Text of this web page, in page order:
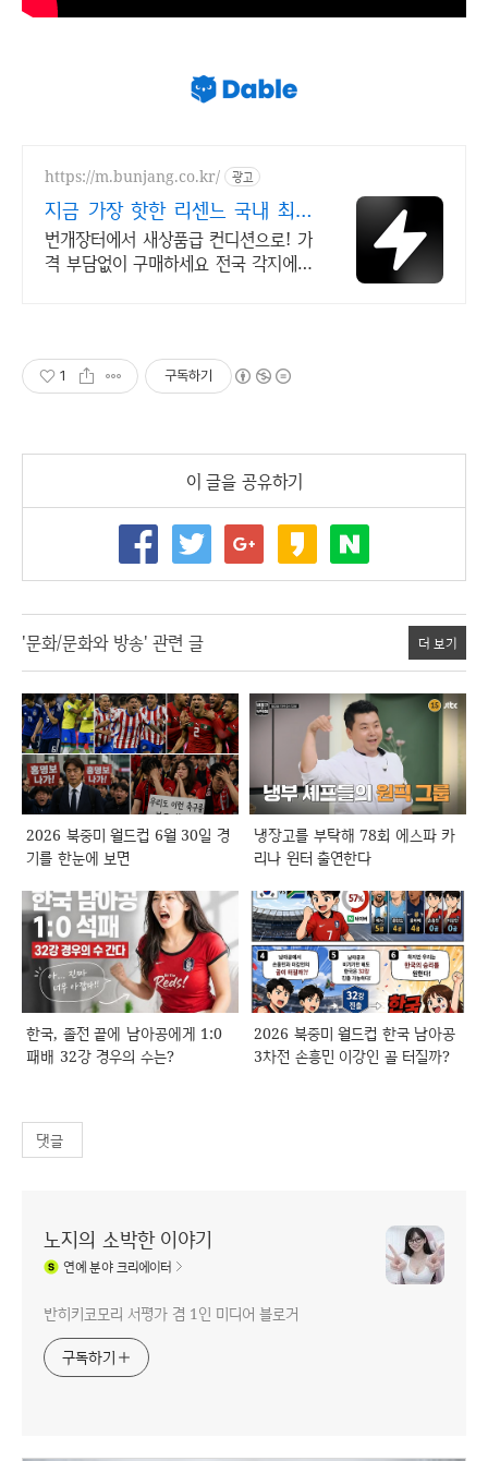
https://m.bunjang.co.kr/ 광고
지금 가장 핫한 리센느 국내 최대
브랜드 중고거래
번개장터에서 새상품급 컨디션으로! 가
격 부담없이 구매하세요 전국 각지에서
1 구독하기
이 글을 공유하기
'문화/문화와 방송' 관련 글 더 보기
2026 북중미 월드컵 6월 30일 경
기를 한눈에 보면
냉장고를 부탁해 78회 에스파 카
리나 윈터 출연한다
한국, 졸전 끝에 남아공에게 1:0
패배 32강 경우의 수는?
2026 북중미 월드컵 한국 남아공
3차전 손흥민 이강인 골 터질까?
댓글
노지의 소박한 이야기
연예분야 크리에이터
반히키코모리 서평가 겸 1인 미디어 블로거
구독하기